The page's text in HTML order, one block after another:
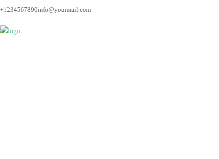
+1234567890info@yourmail.com